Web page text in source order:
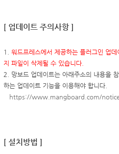
[ 업데이트 주의사항 ]
1. 워드프레스에서 제공하는 플러그인 업
지 파일이 삭제될 수 있습니다.
2. 망보드 업데이트는 아래주소의 내용을
하는 업데이트 기능을 이용해야 합니다.
https://www.mangboard.com/
[ 설치방법 ]